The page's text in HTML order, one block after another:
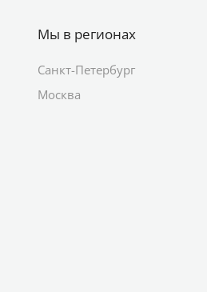
Мы в регионах
Санкт-Петербург
Москва